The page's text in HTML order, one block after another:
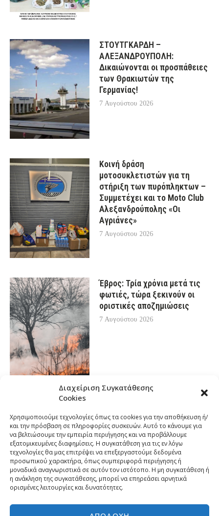
Διαχείριση Συγκατάθεσης
Cookies
Χρησιμοποιούμε τεχνολογίες όπως τα cookies για την αποθήκευση ή/
και την πρόσβαση σε πληροφορίες συσκευών. Αυτό το κάνουμε για
να βελτιώσουμε την εμπειρία περιήγησης και να προβάλλουμε
εξατομικευμένες διαφημίσεις. Η συγκατάθεση για τις εν λόγω
τεχνολογίες θα μας επιτρέψει να επεξεργαστούμε δεδομένα
προσωπικού χαρακτήρα, όπως συμπεριφορά περιήγησης ή
μοναδικά αναγνωριστικά σε αυτόν τον ιστότοπο. Η μη συγκατάθεση ή
η ανάκληση της συγκατάθεσης, μπορεί να επηρεάσει αρνητικά
ορισμένες λειτουργίες και δυνατότητες.
ΣΤΟΥΤΓΚΑΡΔΗ –
ΑΛΕΞΑΝΔΡΟΥΠΟΛΗ:
Δικαιώνονται οι προσπάθειες
των Θρακιωτών της
Γερμανίας!
7 Αυγούστου 2026
Κοινή δράση
μοτοσυκλετιστών για τη
στήριξη των πυρόπληκτων –
Συμμετέχει και το Moto Club
Αλεξανδρούπολης «Οι
Αγριάνες»
7 Αυγούστου 2026
Έβρος: Τρία χρόνια μετά τις
φωτιές, τώρα ξεκινούν οι
οριστικές αποζημιώσεις
7 Αυγούστου 2026